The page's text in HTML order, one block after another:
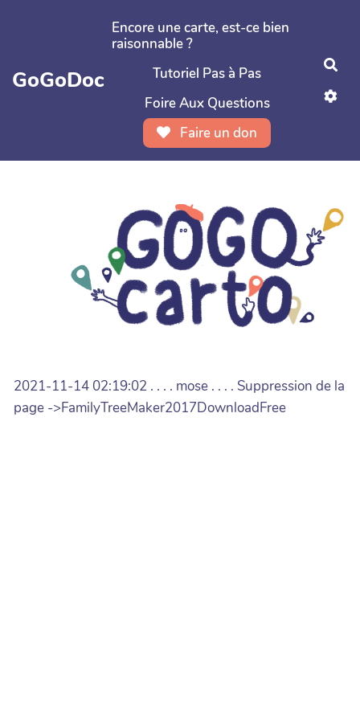
Aller au contenu principal
GoGoDoc
Encore une carte, est-ce bien
raisonnable ?
Tutoriel Pas à Pas
Foire Aux Questions
Faire un don
2021-11-14 02:19:02 . . . . mose . . . . Suppression de la
page ->FamilyTreeMaker2017DownloadFree